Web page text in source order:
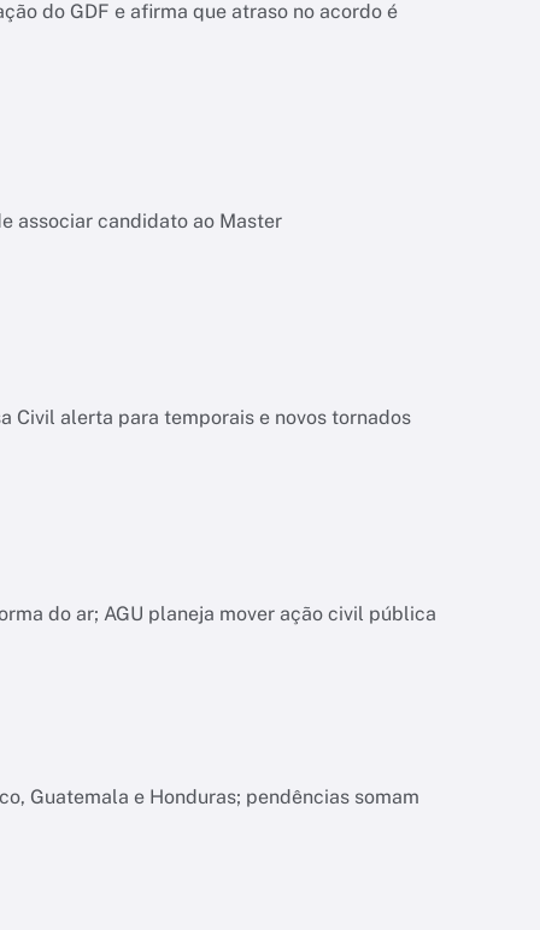
do GDF e afirma que atraso no acordo é
associar candidato ao Master
Civil alerta para temporais e novos tornados
do ar; AGU planeja mover ação civil pública
Guatemala e Honduras; pendências somam